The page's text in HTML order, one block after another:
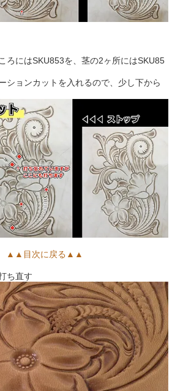
ろにはSKU853を、茎の2ヶ所にはSKU85
ションカットを入れるので、少し下から
▲▲目次に戻る▲▲
ち直す